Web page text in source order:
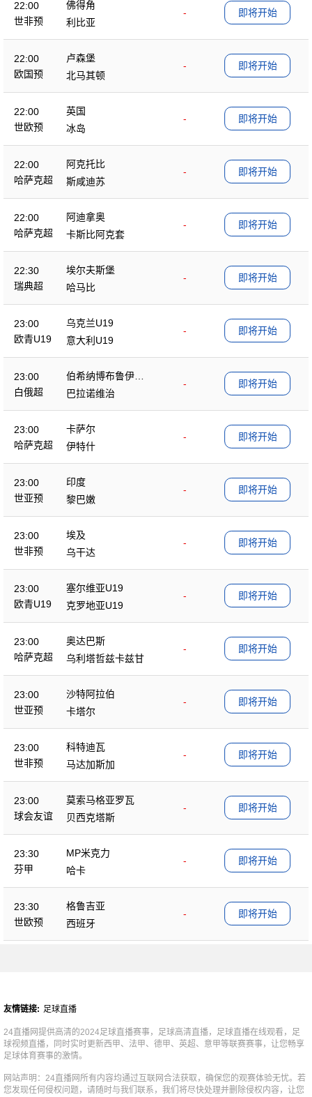
22:00
世非预
佛得角
-
利比亚
即将开始
22:00
欧国预
卢森堡
-
北马其顿
即将开始
22:00
世欧预
英国
-
冰岛
即将开始
22:00
哈萨克超
阿克托比
-
斯咸迪苏
即将开始
22:00
哈萨克超
阿迪拿奥
-
卡斯比阿克套
即将开始
22:30
瑞典超
埃尔夫斯堡
-
哈马比
即将开始
23:00
欧青U19
乌克兰U19
-
意大利U19
即将开始
23:00
白俄超
伯希纳博布鲁伊斯
克
-
巴拉诺维治
即将开始
23:00
哈萨克超
卡萨尔
-
伊特什
即将开始
23:00
世亚预
印度
-
黎巴嫩
即将开始
23:00
世非预
埃及
-
乌干达
即将开始
23:00
欧青U19
塞尔维亚U19
-
克罗地亚U19
即将开始
23:00
哈萨克超
奥达巴斯
-
乌利塔哲兹卡兹甘
即将开始
23:00
世亚预
沙特阿拉伯
-
卡塔尔
即将开始
23:00
世非预
科特迪瓦
-
马达加斯加
即将开始
23:00
球会友谊
莫索马格亚罗瓦
-
贝西克塔斯
即将开始
23:30
芬甲
MP米克力
-
哈卡
即将开始
23:30
世欧预
格鲁吉亚
-
西班牙
即将开始
友情链接: 足球直播
24直播网提供高清的2024足球直播赛事，足球高清直播，足球直播在线观看，足
球视频直播，同时实时更新西甲、法甲、德甲、英超、意甲等联赛赛事，让您畅享
足球体育赛事的激情。
网站声明：24直播网所有内容均通过互联网合法获取，确保您的观赛体验无忧。若
您发现任何侵权问题，请随时与我们联系，我们将尽快处理并删除侵权内容，让您